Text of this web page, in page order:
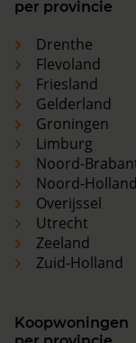
per provincie
Drenthe
Flevoland
Friesland
Gelderland
Groningen
Limburg
Noord-
Noord-Holland
Overijssel
Utrecht
Zeeland
Zuid-Holland
Koopwoningen